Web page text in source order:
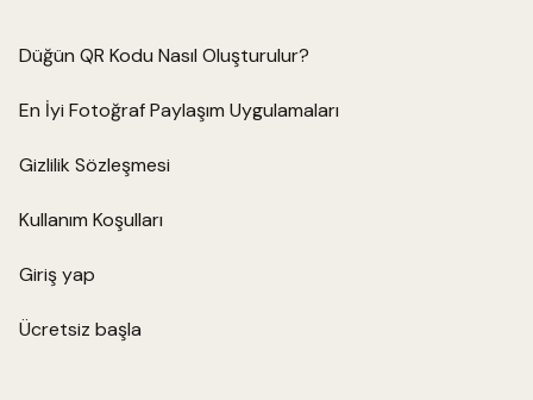
Düğün QR Kodu Nasıl Oluşturulur?
En İyi Fotoğraf Paylaşım Uygulamaları
Gizlilik Sözleşmesi
Kullanım Koşulları
Giriş yap
Ücretsiz başla